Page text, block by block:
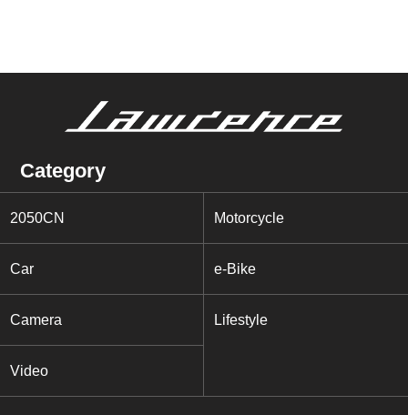
Category
2050CN Motorcycle
Car e-Bike
Camera Lifestyle
Video